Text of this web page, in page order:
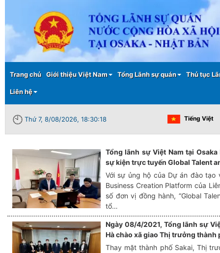
Main menu
Trang chủ Giới thiệu Việt Nam Tổng Lãnh sự quán Thủ tục
Liên hệ
Thứ 7, 8/08/2026, 18:30:18 Tiếng Việt
Tổng lãnh sự Việt Nam tại
sự kiện trực tuyến Global Talent
Với sự ủng hộ của Dự án đào tạo
Business Creation Platform của
số đơn vị đồng hành, “Global
tổ…
Ngày 08/4/2021, Tổng lãnh sự
Hà chào xã giao Thị trưởng thành
Thay mặt thành phố Sakai, Thị